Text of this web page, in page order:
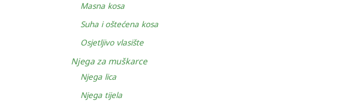
Masna kosa
Suha i oštećena kosa
Osjetljivo vlasište
Njega za muškarce
Njega lica
Njega tijela